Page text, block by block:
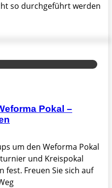
so durchgeführt werden
Pokal –
um den Weforma Pokal
und Kreispokal
fest. Freuen Sie sich auf